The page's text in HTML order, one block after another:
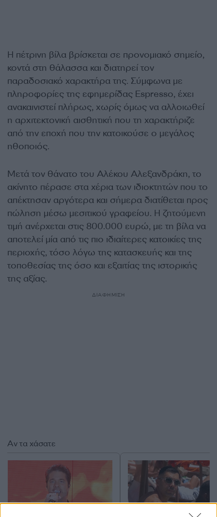
Η πέτρινη βίλα βρίσκεται σε προνομιακό σημείο,
κοντά στη θάλασσα και διατηρεί τον
παραδοσιακό χαρακτήρα της. Σύμφωνα με
πληροφορίες της εφημερίδας Espresso, έχει
ανακαινιστεί πλήρως, χωρίς όμως να αλλοιωθεί
η αρχιτεκτονική αισθητική που τη χαρακτήριζε
από την εποχή που την κατοικούσε ο μεγάλος
ηθοποιός.
Μετά τον θάνατο του Αλέκου Αλεξανδράκη, το
ακίνητο πέρασε στα χέρια των ιδιοκτητών που το
απέκτησαν αργότερα και σήμερα διατίθεται προς
πώληση μέσω μεσιτικού γραφείου. Η ζητούμενη
τιμή ανέρχεται στις 800.000 ευρώ, με τη βίλα να
αποτελεί μία από τις πιο ιδιαίτερες κατοικίες της
περιοχής, τόσο λόγω της κατασκευής και της
τοποθεσίας της όσο και εξαιτίας της ιστορικής
της αξίας.
ΔΙΑΦΗΜΙΣΗ
Αν τα χάσατε